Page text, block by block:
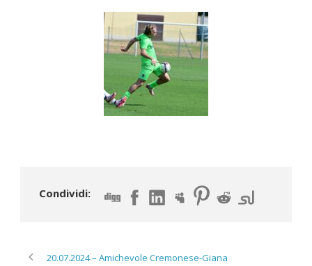
Condividi:
20.07.2024 – Amichevole Cremonese-Giana